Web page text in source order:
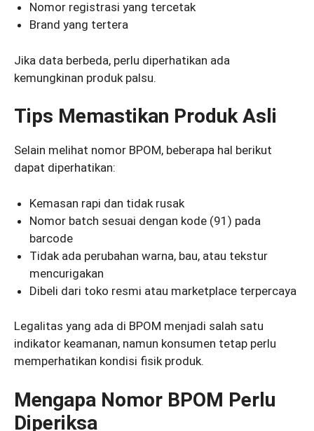
Nomor registrasi yang tercetak
Brand yang tertera
Jika data berbeda, perlu diperhatikan ada
kemungkinan produk palsu.
Tips Memastikan Produk Asli
Selain melihat nomor BPOM, beberapa hal berikut
dapat diperhatikan:
Kemasan rapi dan tidak rusak
Nomor batch sesuai dengan kode (91) pada
barcode
Tidak ada perubahan warna, bau, atau tekstur
mencurigakan
Dibeli dari toko resmi atau marketplace terpercaya
Legalitas yang ada di BPOM menjadi salah satu
indikator keamanan, namun konsumen tetap perlu
memperhatikan kondisi fisik produk.
Mengapa Nomor BPOM Perlu
Diperiksa